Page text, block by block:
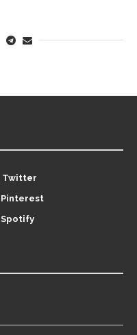
Twitter
Pinterest
Spotify